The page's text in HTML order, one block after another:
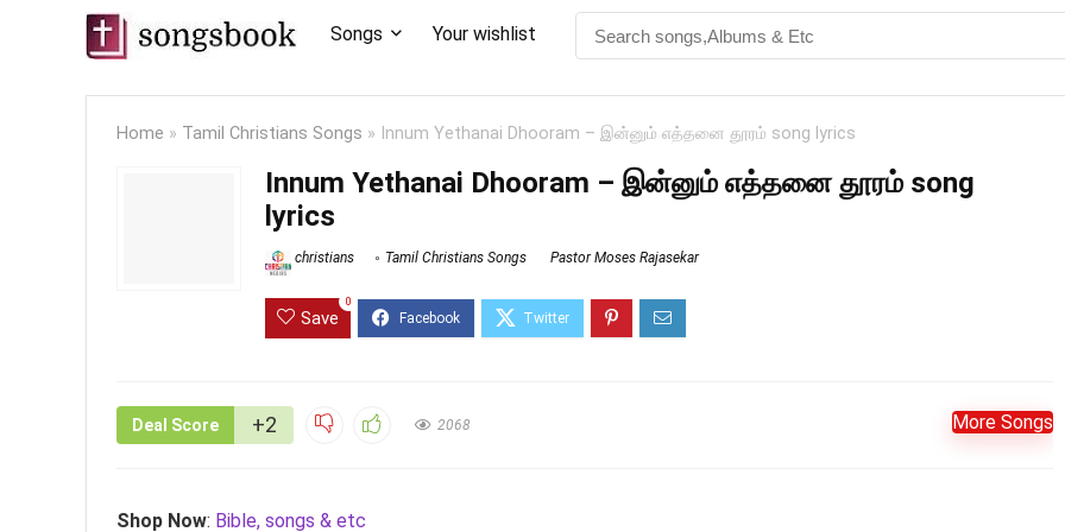
Songs Your wishlist
Home » Tamil Christians Songs » Innum Yethanai Dhooram – இன்னும் எத்தனை தூரம் song lyrics
Innum Yethanai Dhooram – இன்னும் எத்தனை தூரம் song
lyrics
christians Tamil Christians Songs Pastor Moses Rajasekar
Save
0
Deal Score +2 2068 More Songs
Shop Now: Bible, songs & etc